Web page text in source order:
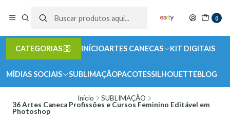
0
CATEGORIAS INÍCIOARTES CANECAS KIT DIGITAIS
MÍDIAS SOCIAIS SUBLIMAÇÃOPACOTESSILHOUETTEBLOG
Início
SUBLIMAÇÃO
36 Artes Caneca Profissões e Cursos Feminino Editável em
Photoshop